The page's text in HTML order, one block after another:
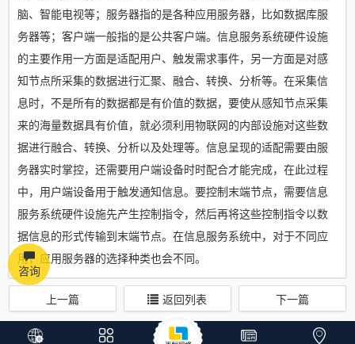
脑、智能电视等；服务器指的是各种应用服务器，比如数据库服
务器等；客户端一般指的是公共客户端。信息服务系统硬件设施
的主要作用一方面是适配用户、触发需求事件，另一方面是对感
知节点所采集的数据进行汇聚、融合、转换、分析等。在采集信
息时，不是所有的数据都是有价值的数据，要使从感知节点采集
来的海量数据具有价值，就必须利用物联网的内部设施对这些数
据进行融合、转换、分析以及处理等。信息呈现的适配需要由服
务器实时掌控，还需要用户端设备时时配合才能完成，在此过程
中，用户端设备用于触发通知信息。要控制末端节点，需要信息
服务系统硬件设施先产生控制指令，然后再将这些控制指令以数
据信息的形式传输到末端节点。在信息服务系统中，对于不同应
用，应用服务器的选择种类也会不同。
上一篇 返回列表 下一篇
咨询